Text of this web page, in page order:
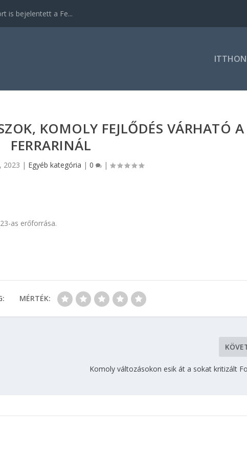
is bejelentett a Fe...
ITTHON
KOMOLY FEJLŐDÉS VÁRHATÓ A
FERRARINÁL
2023 | Egyéb kategória |0 |
as erőforrása.
MÉRTÉK:
Komoly változásokon esik át a sokat kritizált